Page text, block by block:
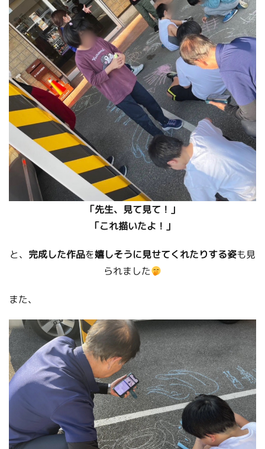
「先生、見て見て！」
「これ描いたよ！」
と、 完成した作品を嬉しそうに見せてくれたりする姿も見
られました
また、